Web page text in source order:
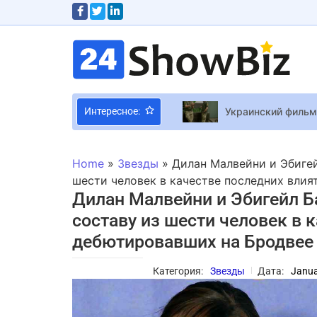
Интересное:
Украинский
Mafia: The Old
Карли Рэй
Звезда
Блогер Анита
Аквамен
Тина Кароль
Avatar 2 Новый
Планета — новая,
Home » Звезды » Дилан Малвейни и
шести человек в качестве последних
Дилан Малвейни и Эбигейл
составу из шести человек в
дебютировавших на Бродвее
Категория: Звезды Дата: